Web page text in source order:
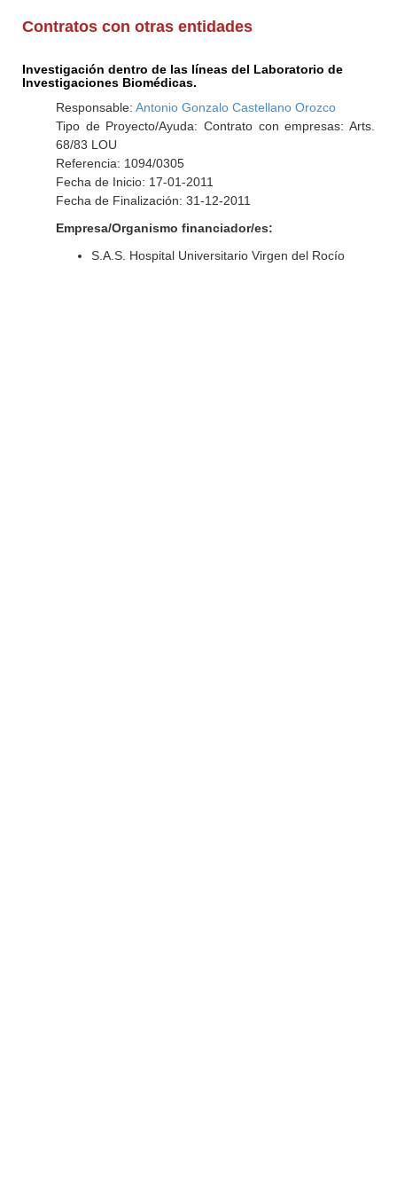
Contratos con otras entidades
Investigación dentro de las líneas del Laboratorio de
Investigaciones Biomédicas.
Responsable: Antonio Gonzalo Castellano Orozco
Tipo de Proyecto/Ayuda: Contrato con empresas: Arts.
68/83 LOU
Referencia: 1094/0305
Fecha de Inicio: 17-01-2011
Fecha de Finalización: 31-12-2011
Empresa/Organismo financiador/es:
S.A.S. Hospital Universitario Virgen del Rocío